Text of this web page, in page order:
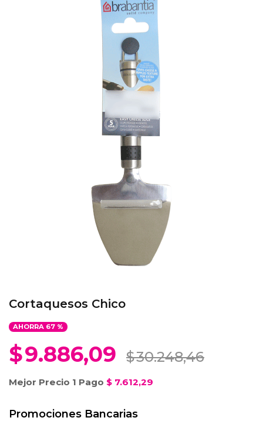
Cortaquesos Chico
AHORRA 67%
$9.886,09 $30.248,46
Mejor Precio 1 Pago $ 7.612,29
Promociones Bancarias